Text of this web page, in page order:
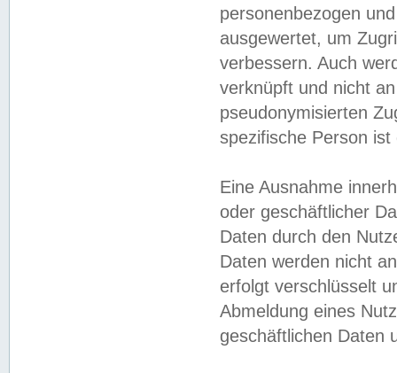
personenbezogen
ausgewertet, um
verbessern. Auch
verknüpft und nicht
pseudonymisierten
spezifische Person
Eine Ausnahme
oder geschäftlicher
Daten durch den
Daten werden nicht
erfolgt verschlüsselt
Abmeldung eines
geschäftlichen Daten